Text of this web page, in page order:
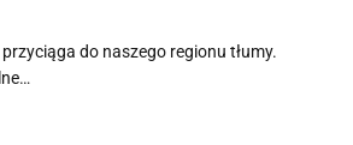
do naszego regionu tłumy.